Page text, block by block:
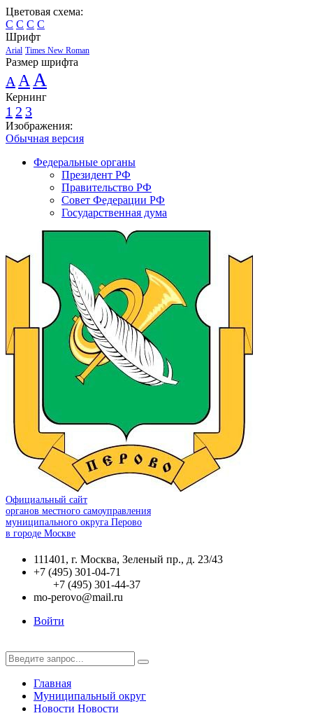
Цветовая схема:
C C C C
Шрифт
Arial Times New Roman
Размер шрифта
A A A
Кернинг
1 2 3
Изображения:
Обычная версия
Федеральные органы
Президент РФ
Правительство РФ
Совет Федерации РФ
Государственная дума
Официальный сайт
органов местного самоуправления
муниципального округа Перово
в городе Москве
111401, г. Москва, Зеленый пр., д. 23/43
+7 (495) 301-04-71
+7 (495) 301-44-37
mo-perovo@mail.ru
Войти
Главная
Муниципальный округ
Новости Новости